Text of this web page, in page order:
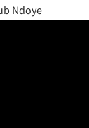
Ndoye